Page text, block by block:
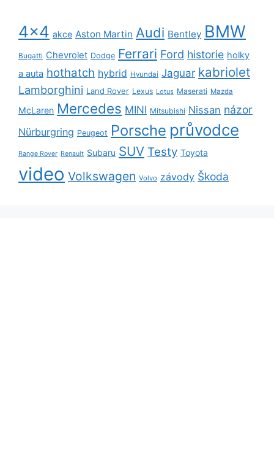
4x4 akce Aston Martin Audi Bentley BMW
Bugatti Chevrolet Dodge Ferrari Ford historie holky
a auta hothatch hybrid Hyundai Jaguar kabriolet
Lamborghini Land Rover Lexus Lotus Maserati Mazda
McLaren Mercedes MINI Mitsubishi Nissan názor
Nürburgring Peugeot Porsche průvodce
Range Rover Renault Subaru SUV Testy Toyota
video Volkswagen Volvo závody Škoda